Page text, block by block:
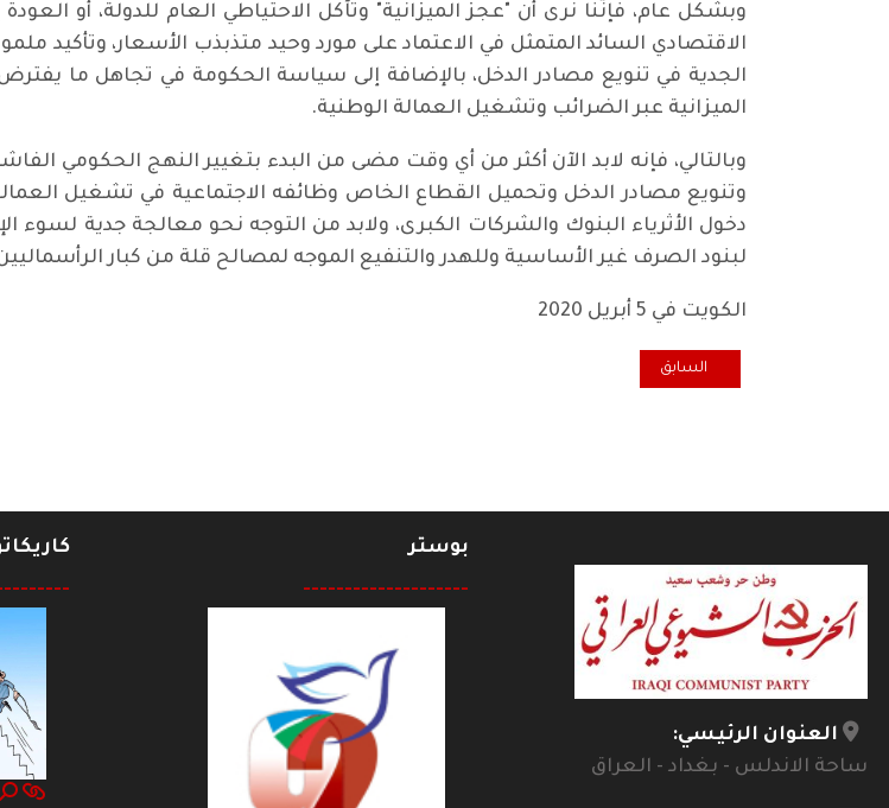
وبشكل عام، فإنّنا نرى أن "عجز الميزانية" وتآكل الاحتياطي العام للدولة، أو
الاقتصادي السائد المتمثل في الاعتماد على مورد وحيد متذبذب الأسعار، وتأكيد
الجدية في تنويع مصادر الدخل، بالإضافة إلى سياسة الحكومة في تجاهل ما
الميزانية عبر الضرائب وتشغيل العمالة الوطنية.
وبالتالي، فإنه لابد الآن أكثر من أي وقت مضى من البدء بتغيير النهج الحكومي
وتنويع مصادر الدخل وتحميل القطاع الخاص وظائفه الاجتماعية في تشغيل
دخول الأثرياء البنوك والشركات الكبرى، ولابد من التوجه نحو معالجة جدية لسوء
لبنود الصرف غير الأساسية وللهدر والتنفيع الموجه لمصالح قلة من كبار
الكويت في 5 أبريل 2020
المقال السابق: دعم الفقراء.. هل يحقق الشعب ما عجزت عنه الحكومة ؟
السابق
العنوان الرئيسي:
ساحة الاندلس - بغداد - العراق
بوستر
--------------------